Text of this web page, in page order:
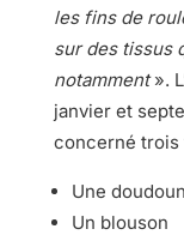
les fins de
sur des tissus
notamment».
janvier et
concerné trois
Une
Un blouson